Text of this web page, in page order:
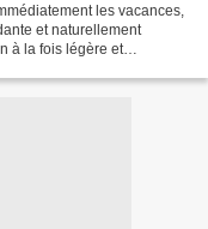
les vacances,
et naturellement
à la fois légère et